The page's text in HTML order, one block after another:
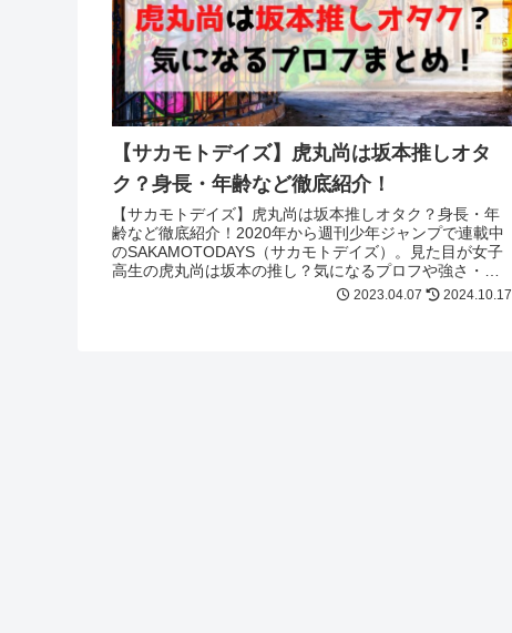
【サカモトデイズ】虎丸尚は坂本推しオタ
ク？身長・年齢など徹底紹介！
【サカモトデイズ】虎丸尚は坂本推しオタク？身長・年
齢など徹底紹介！2020年から週刊少年ジャンプで連載中
のSAKAMOTODAYS（サカモトデイズ）。見た目が女子
高生の虎丸尚は坂本の推し？気になるプロフや強さ・過
2023.04.07 2024.10.17